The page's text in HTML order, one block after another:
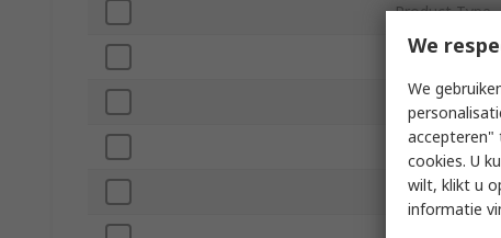
Product Type
Pin Diameter
Insulation
Colour
Pin Length
We
We
accepteren"
cookies. U
wilt, klikt u
informatie